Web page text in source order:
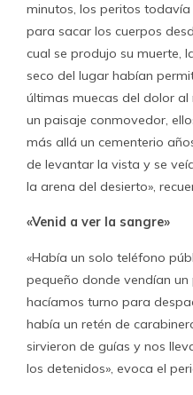
minutos, los peritos
para sacar los cuerpos
cual se produjo su muerte,
seco del lugar habían
últimas muecas del dolor
un paisaje conmovedor,
más allá un cementerio
de levantar la vista y se
la arena del desierto»,
«Venid a ver la sangre»
«Había un solo teléfono
pequeño donde vendían
hacíamos turno para
había un retén de
sirvieron de guías y nos
los detenidos», evoca el